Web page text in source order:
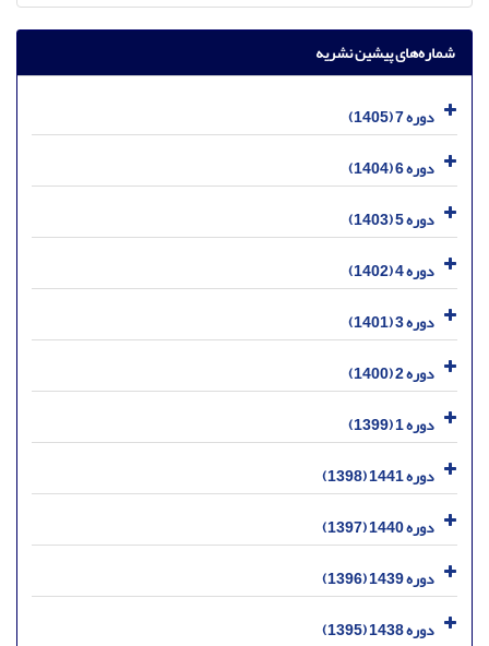
شماره‌های پیشین نشریه
دوره 7 (1405)
دوره 6 (1404)
دوره 5 (1403)
دوره 4 (1402)
دوره 3 (1401)
دوره 2 (1400)
دوره 1 (1399)
دوره 1441 (1398)
دوره 1440 (1397)
دوره 1439 (1396)
دوره 1438 (1395)